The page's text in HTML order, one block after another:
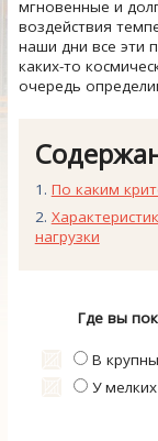
мгновенные и
воздействия
наши дни все эти
каких-то
очередь
По каким
нагрузки
Где вы
В
У